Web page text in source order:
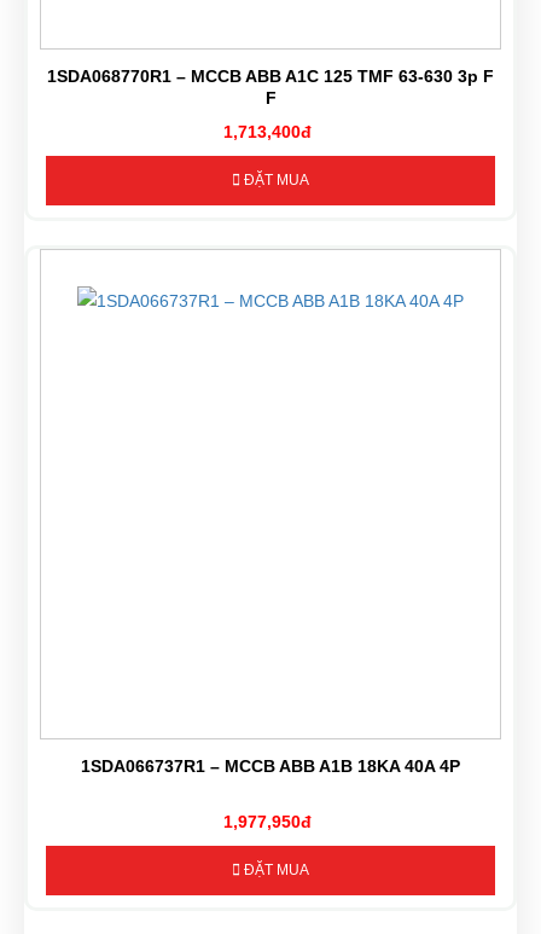
1SDA068770R1 – MCCB ABB A1C 125 TMF 63-630 3p F
F
1,713,400đ
ĐẶT MUA
1SDA066737R1 – MCCB ABB A1B 18KA 40A 4P
1,977,950đ
ĐẶT MUA